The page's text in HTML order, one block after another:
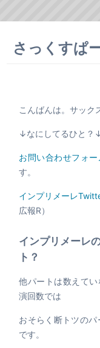
さっくすぱ
こんばんは。サック
↓なにしてるひと？
お問い合わせフォー
す。
インプリメーレ
広報R）
インプリメーレ
ト？
他パートは数えて
演回数では
おそらく断トツの
です。